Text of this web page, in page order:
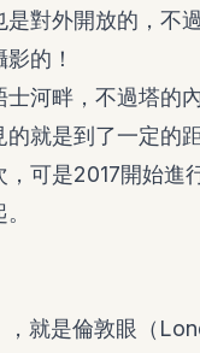
對外開放的，不
的！
河畔，不過塔的
就是到了一定的
可是2017開始進
就是倫敦眼（